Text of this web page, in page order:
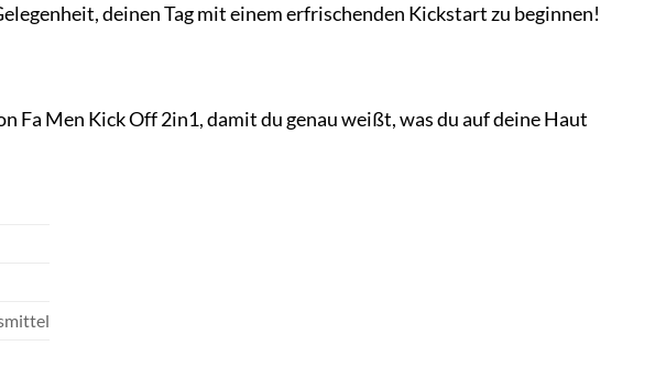
deinen Tag mit einem erfrischenden Kickstart zu beginnen!
Men Kick Off 2in1, damit du genau weißt, was du auf deine Haut